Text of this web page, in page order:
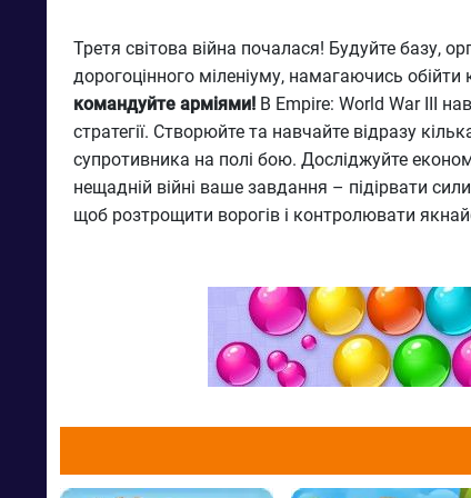
Третя світова війна почалася! Будуйте базу,
дорогоцінного міленіуму, намагаючись обійти
командуйте арміями! В Empire: World War III
стратегії. Створюйте та навчайте відразу
супротивника на полі бою. Досліджуйте
нещадній війні ваше завдання – підірвати
щоб розтрощити ворогів і контролювати